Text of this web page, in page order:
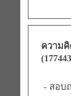
ความ
- สอบ